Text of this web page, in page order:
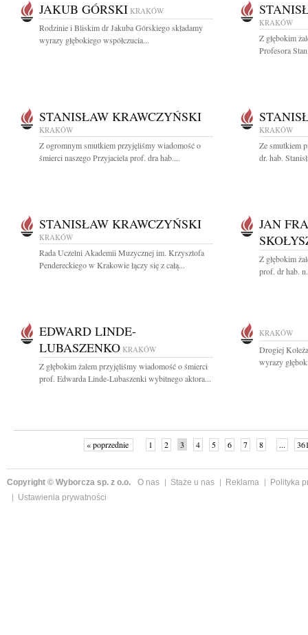
JAKUB GÓRSKI KRAKÓW
Rodzinie i Bliskim dr Jakuba Górskiego składamy
wyrazy głębokiego współczucia...
KRAKÓW
Z głębokim
Profesora
STANISŁAW KRAWCZYŃSKI
KRAKÓW
Z ogromnym smutkiem przyjęliśmy wiadomość o
śmierci naszego Przyjaciela prof. dra hab....
KRAKÓW
Ze smutkiem
dr. hab.
STANISŁAW KRAWCZYŃSKI
KRAKÓW
Rada Uczelni Akademii Muzycznej im. Krzysztofa
Pendereckiego w Krakowie łączy się z całą...
JAN
Z głębokim
prof. dr hab.
EDWARD LINDE-
LUBASZENKO KRAKÓW
Z głębokim żalem przyjęliśmy wiadomość o śmierci
prof. Edwarda Linde-Lubaszenki wybitnego aktora...
KRAKÓW
Drogiej
wyrazy
« poprzednie 1 2 3 4 5 6 7 8 ...
Copyright © Wyborcza sp. z o.o. O nas Staże u nas Reklama
Polityka
Ustawienia prywatności